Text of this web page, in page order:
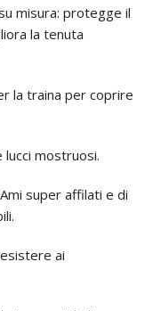
misura: protegge il
la tenuta
la traina per coprire
lucci mostruosi.
super affilati e di
ai